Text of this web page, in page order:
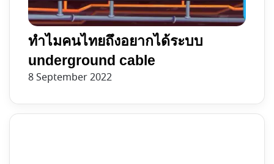
ทำไมคนไทยถึงอยากได้ระบบ
underground cable
8 September 2022